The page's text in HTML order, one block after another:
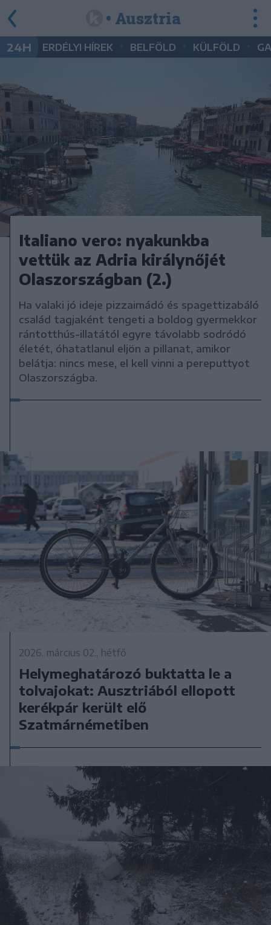
• Ausztria
24H ERDÉLYI HÍREK BELFÖLD KÜLFÖLD
Italiano vero: nyakunkba
vettük az Adria királynőjét
Olaszországban (2.)
Ha valaki jó ideje pizzaimádó és spagettizabáló
család tagjaként tengeti a boldog gyermekkor
rántotthús-illatától egyre távolabb sodródó
életét, óhatatlanul eljön a pillanat, amikor
belátja: nincs mese, el kell vinni a pereputtyot
Olaszországba.
2026. március 02., hétfő
Helymeghatározó buktatta le a
tolvajokat: Ausztriából ellopott
kerékpár került elő
Szatmárnémetiben